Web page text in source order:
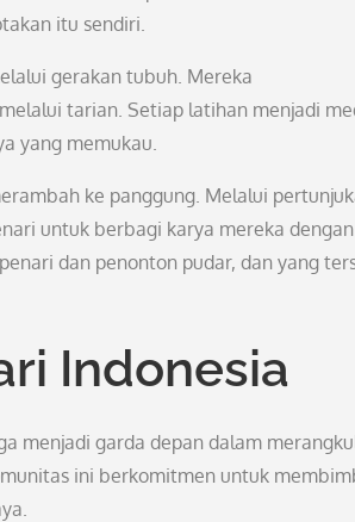
itu sendiri.
gerakan tubuh. Mereka
tarian. Setiap latihan menjadi
yang memukau.
ke panggung. Melalui
untuk berbagi karya mereka dengan
dan penonton pudar, dan yang
Indonesia
menjadi garda depan dalam
ini berkomitmen untuk